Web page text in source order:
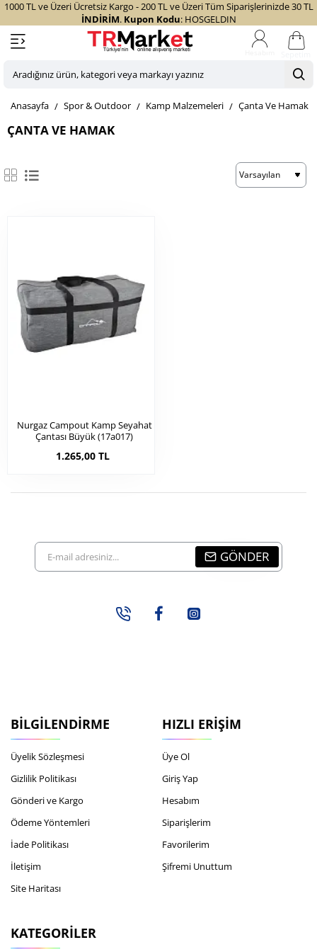
1000 TL ve Üzeri Ücretsiz Kargo - 200 TL ve Üzeri Tüm Siparişlerinizde 30 TL
İNDİRİM. Kupon Kodu: HOSGELDIN
Aradığınız
kategori
veya
ÇANTA VE HAMAK
homeSpor & Outdoor Kamp Malzemeleri Çanta Ve Hamak
Nurgaz Campout Kamp Seyahat
Çantası Büyük (17a017)
1.265,00 TL
E-
mail
GÖNDER
BILGILENDIRME
Üyelik Sözleşmesi
Gizlilik Politikası
Gönderi ve Kargo
Ödeme Yöntemleri
İade Politikası
İletişim
Site Haritası
HIZLI ERIŞIM
Üye Ol
Giriş Yap
Hesabım
Siparişlerim
Favorilerim
Şifremi Unuttum
KATEGORILER